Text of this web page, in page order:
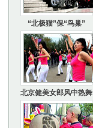
“北极猫”保“鸟巢”
北京健美女郎风中热舞